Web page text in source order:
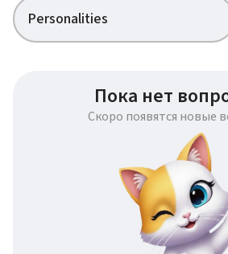
Personalities
Пока нет
Скоро появятся новые